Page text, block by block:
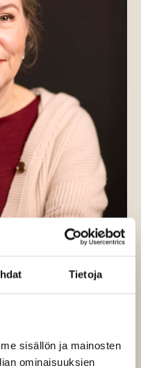
Tietoja
sisällön ja mainosten
ominaisuuksien